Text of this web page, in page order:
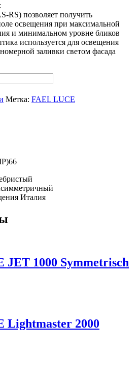
RS) позволяет получить
освещения при максимальной
и минимальном уровне бликов
используется для освещения
заливки светом фасада
Метка: FAEL LUCE
66
Италия
JET 1000 Symmetrisch
Lightmaster 2000